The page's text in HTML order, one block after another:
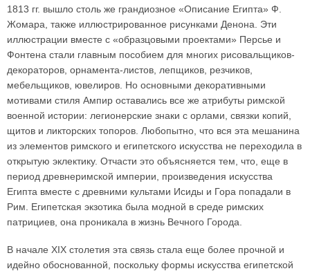
1813 гг. вышло столь же грандиозное «Описание Египта» Ф.
Жомара, также иллюстрированное рисунками Денона. Эти
иллюстрации вместе с «образцовыми проектами» Персье и
Фонтена стали главным пособием для многих рисовальщиков-
декораторов, орнамента-листов, лепщиков, резчиков,
мебельщиков, ювелиров. Но основными декоративными
мотивами стиля Ампир оставались все же атрибуты римской
военной истории: легионерские знаки с орлами, связки копий,
щитов и ликторских топоров. Любопытно, что вся эта мешанина
из элементов римского и египетского искусства не переходила в
открытую эклектику. Отчасти это объясняется тем, что, еще в
период древнеримской империи, произведения искусства
Египта вместе с древними культами Исиды и Гора попадали в
Рим. Египетская экзотика была модной в среде римских
патрициев, она проникала в жизнь Вечного Города.
В начале XIX столетия эта связь стала еще более прочной и
идейно обоснованной, поскольку формы искусства египетской